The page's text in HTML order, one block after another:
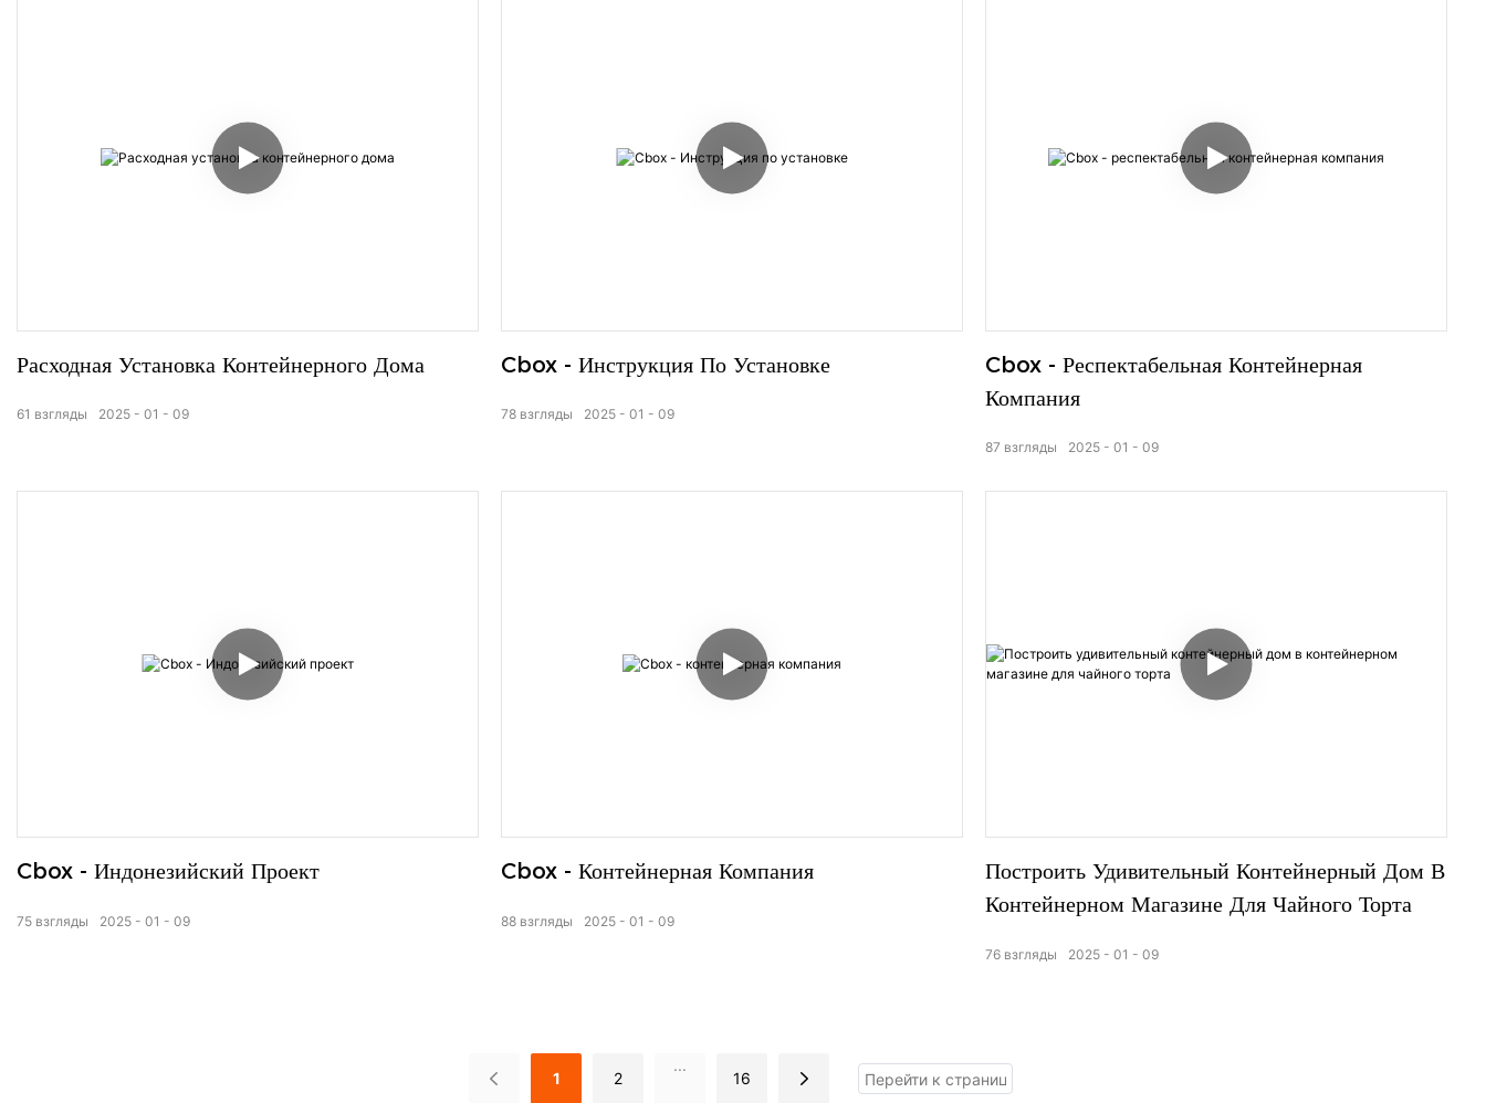
Расходная Установка Контейнерного Дома
2025 01 09
61 взгляды
Cbox - Инструкция По Установке
2025 01 09
78 взгляды
Cbox - Респектабельная Контейнерная
Компания
2025 01 09
87 взгляды
Cbox - Индонезийский Проект
2025 01 09
75 взгляды
Cbox - Контейнерная Компания
2025 01 09
88 взгляды
Построить Удивительный Контейнерный Дом В
Контейнерном Магазине Для Чайного Торта
2025 01 09
76 взгляды
1 2
...
16